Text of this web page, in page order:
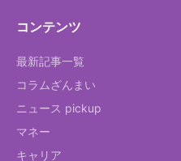
コンテンツ
最新記事一覧
コラムざんまい
ニュース pickup
マネー
キャリア